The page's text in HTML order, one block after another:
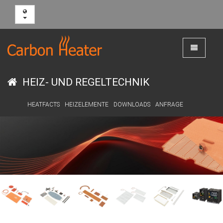
Toggle
navigation
HEIZ- UND REGELTECHNIK
HEATFACTS HEIZELEMENTE DOWNLOADS ANFRAGE